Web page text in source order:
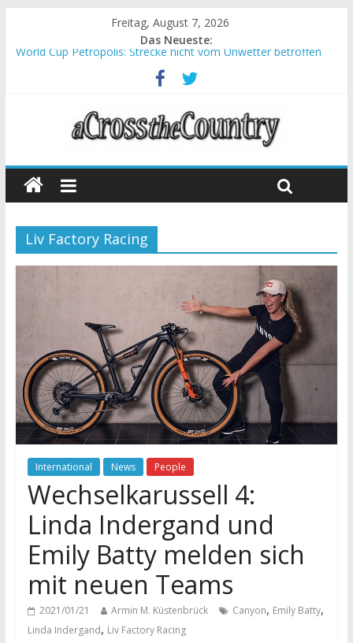
Freitag, August 7, 2026
Das Neueste:
World Cup Petropolis: Strecke nicht vom Unwetter betroffen
Krumbach und Obergessertshausen: Mountainbike-Bundesliga
Supercup Massi Banyoles: Siege für Carod und Richards
Halbzeit beim Andalucia Bike Race: Weltmeister Seewald führt
Chelva: Schweizer Doppelsieg beim ersten XCO-Rennen der
Liv Factory Racing
International News People
Wechselkarussell 4:
Linda Indergand und
Emily Batty melden sich
mit neuen Teams
2021/01/21 Armin M. Küstenbrück Canyon, Emily Batty,
Linda Indergand, Liv Factory Racing